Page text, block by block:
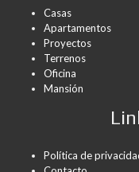
Casas
Apartamentos
Proyectos
Terrenos
Oficina
Mansión
Política de